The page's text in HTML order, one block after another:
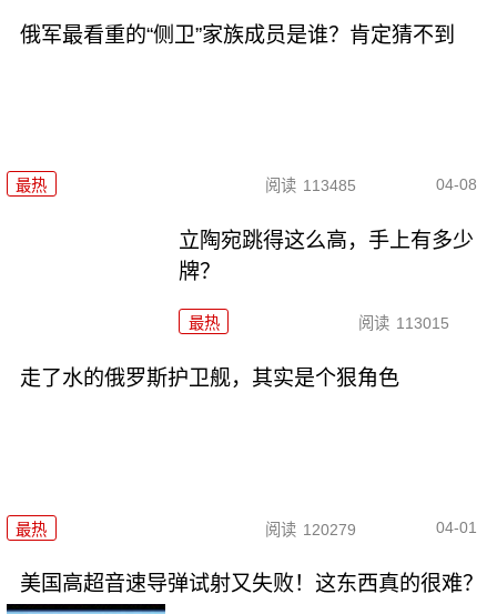
俄军最看重的“侧卫”家族成员是谁？肯定猜不到
最热 阅读 113485 04-08
立陶宛跳得这么高，手上有多少
牌？
最热 阅读 113015
走了水的俄罗斯护卫舰，其实是个狠角色
最热 阅读 120279 04-01
美国高超音速导弹试射又失败！这东西真的很难？